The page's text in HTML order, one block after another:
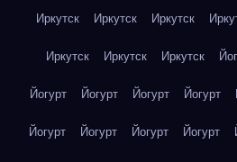
Иркутск Иркутск Иркутск
Иркутск Иркутск Иркутск
Йогурт Йогурт Йогурт Йогурт
Йогурт Йогурт Йогурт Йогурт